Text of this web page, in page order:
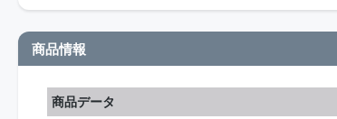
商品情報
商品データ